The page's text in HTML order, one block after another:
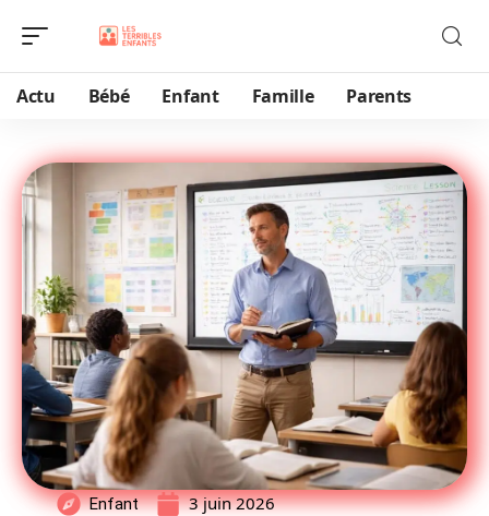
Actu Bébé Enfant Famille Parents
Enfant 3 juin 2026